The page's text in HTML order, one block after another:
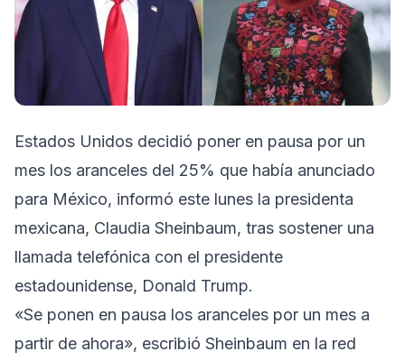
Estados Unidos decidió poner en pausa por un
mes los aranceles del 25% que había anunciado
para México, informó este lunes la presidenta
mexicana, Claudia Sheinbaum, tras sostener una
llamada telefónica con el presidente
estadounidense, Donald Trump.
«Se ponen en pausa los aranceles por un mes a
partir de ahora», escribió Sheinbaum en la red